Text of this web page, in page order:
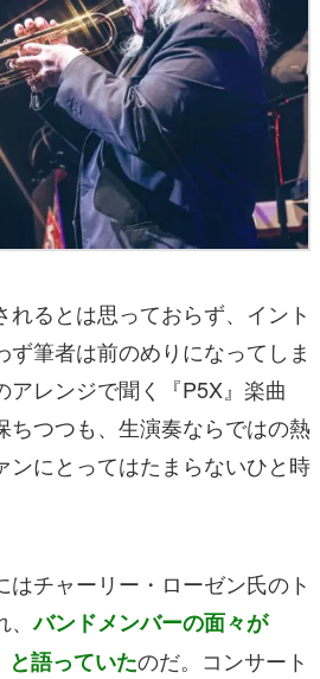
れるとは思っておらず、イント
ず筆者は前のめりになってしま
アレンジで聞く『P5X』楽曲
ちつつも、生演奏ならではの熱
ンにとってはたまらないひと時
はチャーリー・ローゼン氏のト
、バンドメンバーの面々が
と語っていたのだ。コンサート